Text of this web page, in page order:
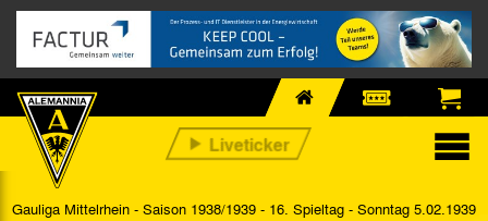
Gauliga Mittelrhein - Saison 1938/1939 - 16. Spieltag - Sonntag 5.02.1939